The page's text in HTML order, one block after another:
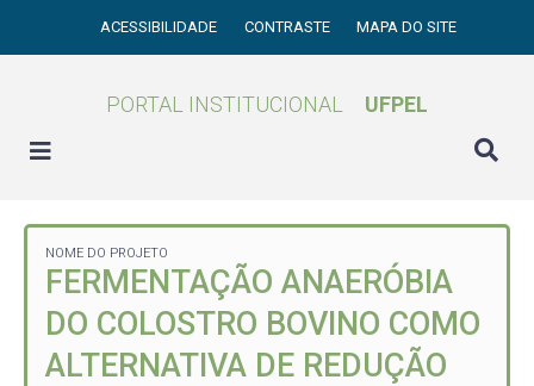
ACESSIBILIDADE CONTRASTE MAPA DO SITE
PORTAL INSTITUCIONAL UFPEL
NOME DO PROJETO
FERMENTAÇÃO ANAERÓBIA
DO COLOSTRO BOVINO COMO
ALTERNATIVA DE REDUÇÃO